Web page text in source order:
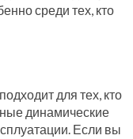
среди тех, кто
для тех, кто
динамические
Если вы